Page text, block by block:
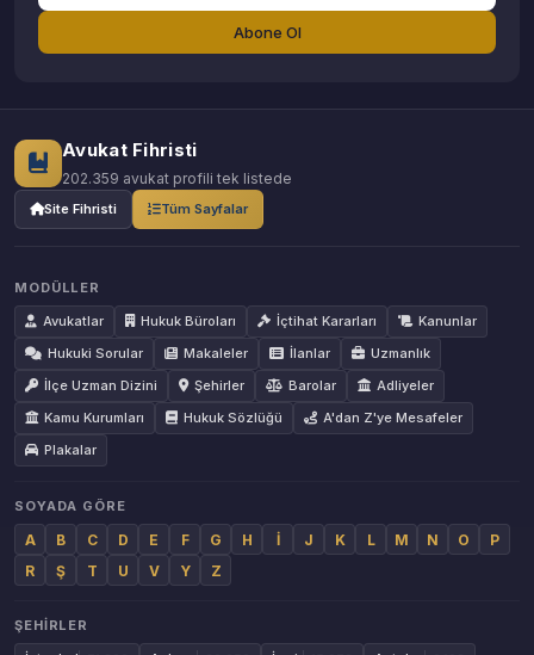
Abone Ol
Avukat Fihristi
202.359 avukat profili tek listede
Site Fihristi Tüm Sayfalar
MODÜLLER
Avukatlar
Hukuk Büroları İçtihat Kararları
Kanunlar
Hukuki Sorular
Makaleler İlanlar
Uzmanlık
İlçe Uzman Dizini
Şehirler Barolar
Adliyeler
Kamu Kurumları
Hukuk Sözlüğü
A'dan Z'ye Mesafeler
Plakalar
SOYADA GÖRE
A B C D E F G H İ J K L M N O
P
R
Ş T U V Y Z
ŞEHIRLER